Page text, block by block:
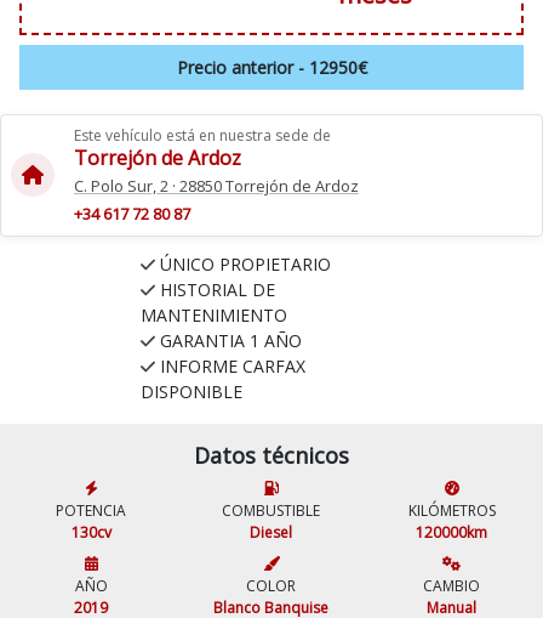
Precio anterior - 12950€
Este vehículo está en nuestra sede de
Torrejón de Ardoz
C. Polo Sur, 2 · 28850 Torrejón de Ardoz
+34 617 72 80 87
ÚNICO PROPIETARIO
HISTORIAL DE
MANTENIMIENTO
GARANTIA 1 AÑO
INFORME CARFAX
DISPONIBLE
Datos técnicos
POTENCIA
130cv
COMBUSTIBLE
Diesel
KILÓMETROS
120000km
AÑO
2019
COLOR
Blanco Banquise
CAMBIO
Manual